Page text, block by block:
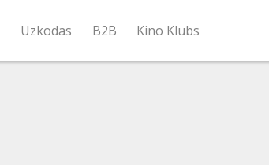
Uzkodas B2B Kino Klubs